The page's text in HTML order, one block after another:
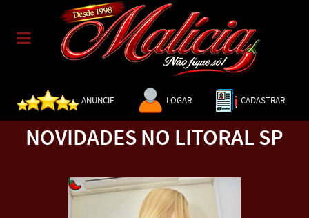
ANUNCIE LOGAR CADASTRAR
NOVIDADES NO LITORAL SP